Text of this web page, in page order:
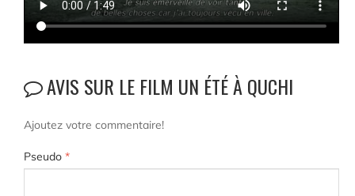
AVIS SUR LE FILM UN ÉTÉ À QUCHI
Ajoutez votre commentaire!
Pseudo *